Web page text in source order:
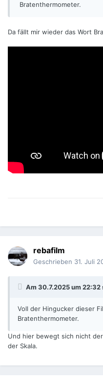
Bratenthermometer.
Da fällt mir wieder das Wort
rebafilm
Geschrieben 31. Juli
Am 30.7.2025 um 22:32
Voll der Hingucker dieser
Bratenthermometer.
Und hier bewegt sich nicht
der Skala.